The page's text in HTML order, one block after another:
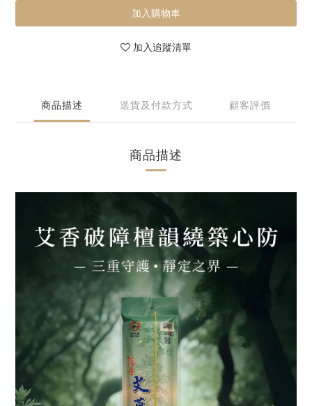
加入購物車
加入追蹤清單
商品描述 送貨及付款方式 顧客評價
商品描述